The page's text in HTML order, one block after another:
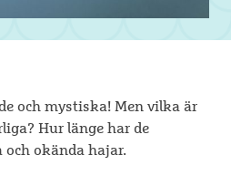
och mystiska! Men vilka är
Hur länge har de
okända hajar.